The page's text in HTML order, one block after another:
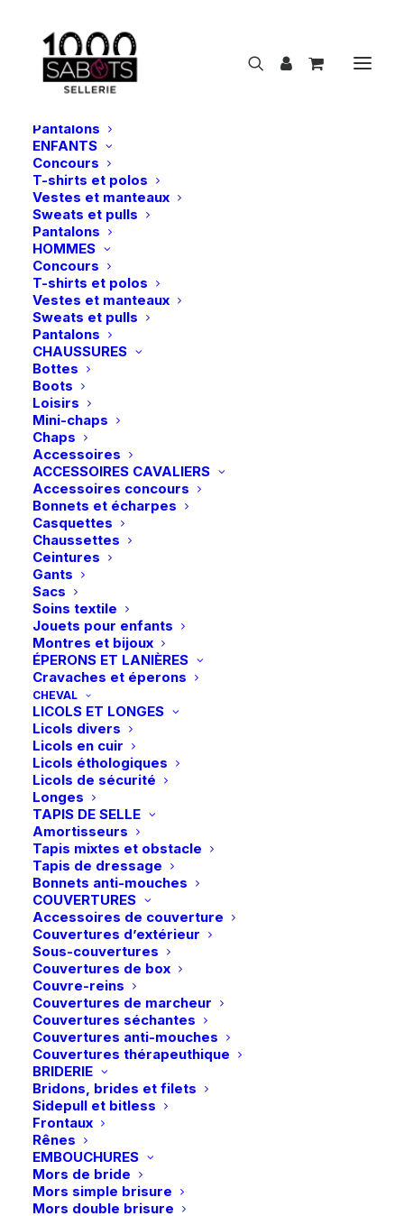
FEMMES
Concours
T-shirts et polos
Vestes et manteaux
Pantalons
ENFANTS
Concours
T-shirts et polos
Vestes et manteaux
Sweats et pulls
Pantalons
HOMMES
Concours
T-shirts et polos
Vestes et manteaux
Sweats et pulls
Pantalons
CHAUSSURES
Bottes
Boots
Loisirs
Mini-chaps
Chaps
Accessoires
ACCESSOIRES CAVALIERS
Accessoires concours
Bonnets et écharpes
Casquettes
Chaussettes
Ceintures
Gants
Sacs
Soins textile
Jouets pour enfants
Montres et bijoux
ÉPERONS ET LANIÈRES
Cravaches et éperons
CHEVAL
LICOLS ET LONGES
Licols divers
Licols en cuir
Licols éthologiques
Licols de sécurité
Longes
TAPIS DE SELLE
Amortisseurs
Tapis mixtes et obstacle
Tapis de dressage
Bonnets anti-mouches
COUVERTURES
Accessoires de couverture
Couvertures d’extérieur
Sous-couvertures
Couvertures de box
Couvre-reins
Couvertures de marcheur
Couvertures séchantes
Couvertures anti-mouches
Couvertures thérapeuthique
BRIDERIE
Bridons, brides et filets
Sidepull et bitless
Frontaux
Rênes
EMBOUCHURES
Mors de bride
Mors simple brisure
Mors double brisure
Ungula | Onguent Sport+ – Hiver/Mi-Saison
Accueil Ungula | Onguent Sport+ – Hiver/Mi-Saison
Accueil Boutique
Soin/Santé
Ungula | Onguent Sport+ – Hiver/Mi-Saison
Ungula | Onguent Sport+ – Hiver/Mi-
Saison
16,90€ – 30,90
prix :
16,90 €
à
30,90 €
Onguent Sport+ Hiver/Mi-Saison Ungula Naturalis
: la haute protection des chevaux sollicités
Contenance
480ml 1L
quantité